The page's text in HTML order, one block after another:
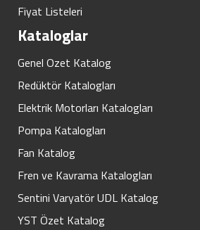
Fiyat Listeleri
Kataloglar
Genel Ozet Katalog
Redüktör Katalogları
Elektrik Motorları Katalogları
Pompa Katalogları
Fan Katalog
Fren ve Kavrama Katalogları
Sentini Varyatör UDL Katalog
YST Özet Katalog